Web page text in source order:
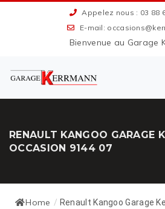
Appelez nous : 03 88
E-mail:
Bienvenue au Garage
RENAULT KANGOO GARAGE
OCCASION 9144 07
Home / Renault Kangoo Garage